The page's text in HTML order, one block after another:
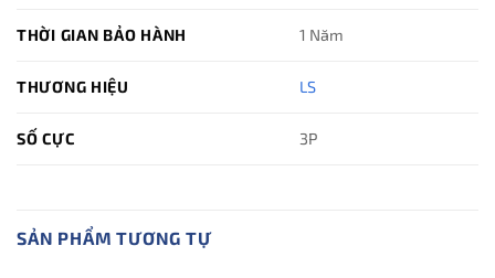
THỜI GIAN BẢO HÀNH 1 Năm
THƯƠNG HIỆU LS
SỐ CỰC 3P
SẢN PHẨM TƯƠNG TỰ